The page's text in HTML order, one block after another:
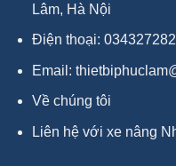
Lâm, Hà Nội
Điện thoại:
Email:
Về chúng tôi
Liên hệ với xe nâng